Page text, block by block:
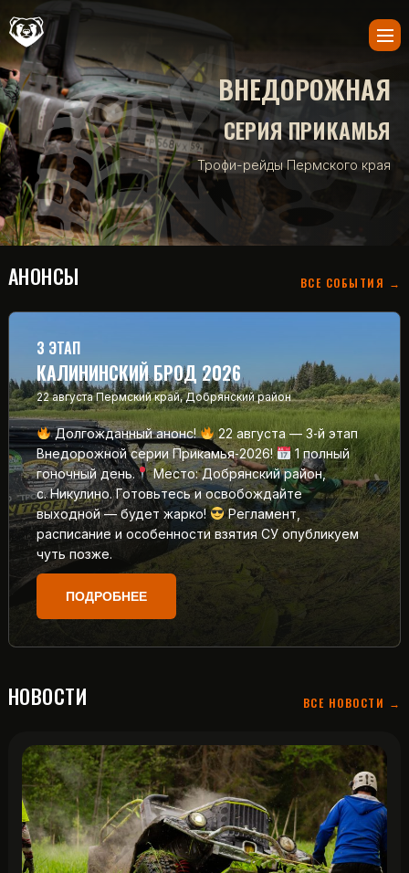
ВНЕДОРОЖНАЯ
СЕРИЯ ПРИКАМЬЯ
Трофи-рейды Пермского края
АНОНСЫ ВСЕ СОБЫТИЯ →
3 ЭТАП
КАЛИНИНСКИЙ БРОД 2026
22 августа Пермский край, Добрянский район
Долгожданный анонс!
22 августа — 3‑й этап
Внедорожной серии Прикамья‑2026!
1 полный
гоночный день.
Место: Добрянский район,
с. Никулино. Готовьтесь и освобождайте
выходной — будет жарко!
Регламент,
расписание и особенности взятия СУ опубликуем
чуть позже.
ПОДРОБНЕЕ
НОВОСТИ ВСЕ НОВОСТИ →